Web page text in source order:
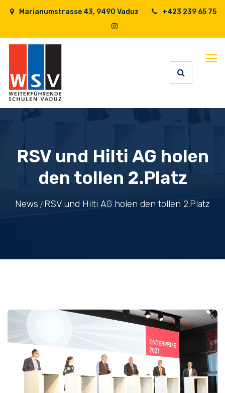
Marianumstrasse 43, 9490 Vaduz +423 239 65 75
RSV und Hilti AG holen
den tollen 2.Platz
News RSV und Hilti AG holen den tollen 2.Platz